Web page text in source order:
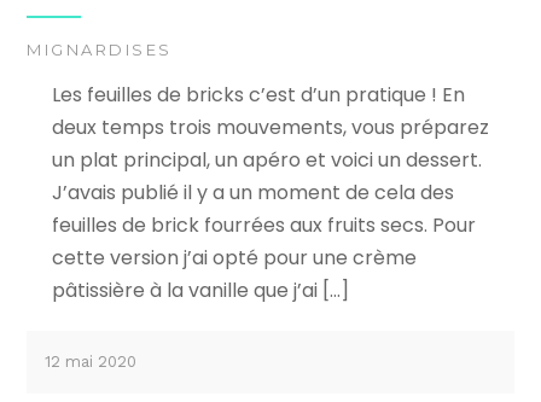
MIGNARDISES
Les feuilles de bricks c’est d’un pratique ! En
deux temps trois mouvements, vous préparez
un plat principal, un apéro et voici un dessert.
J’avais publié il y a un moment de cela des
feuilles de brick fourrées aux fruits secs. Pour
cette version j’ai opté pour une crème
pâtissière à la vanille que j’ai […]
12 mai 2020